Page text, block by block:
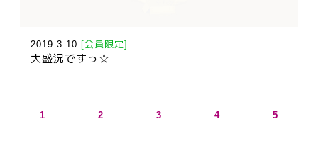
2019.3.10 [会員限定]
大盛況ですっ☆
1 2 3 4 5